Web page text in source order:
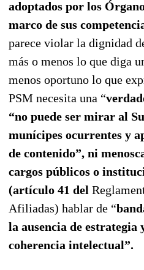
adoptados por los
marco de sus
parece violar la dignidad
más o menos lo que diga
menos oportuno lo que
PSM necesita una “
“no puede ser mirar al
munícipes ocurrentes y
de contenido”, ni
cargos públicos o
(artículo 41 del
Afiliadas) hablar de “
la ausencia de estrategia
coherencia intelectual”.